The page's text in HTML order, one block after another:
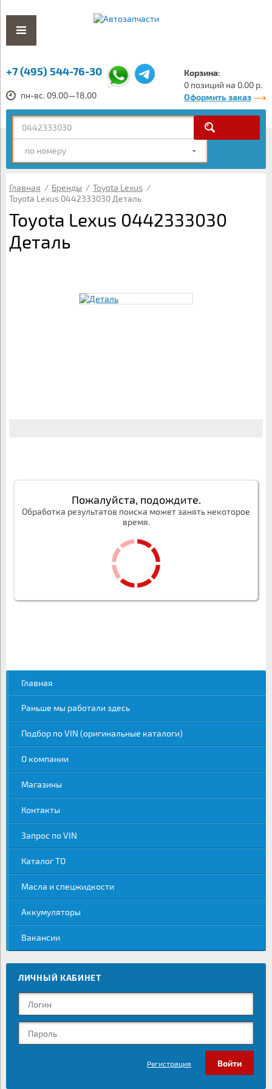
+7 (495) 544-76-30
пн-вс. 09.00—18.00
Корзина:
0 позиций на 0.00 р.
Оформить заказ
по номеру
Главная / Бренды / Toyota Lexus /
Toyota Lexus 0442333030 Деталь
Toyota Lexus 0442333030
Деталь
Пожалуйста, подождите.
Обработка результатов поиска может занять некоторое
время.
Главная
Раньше мы работали здесь
Подбор по VIN (оригинальные каталоги)
О компании
Магазины
Контакты
Запрос по VIN
Каталог ТО
Масла и спецжидкости
Аккумуляторы
Вакансии
ЛИЧНЫЙ КАБИНЕТ
Регистрация